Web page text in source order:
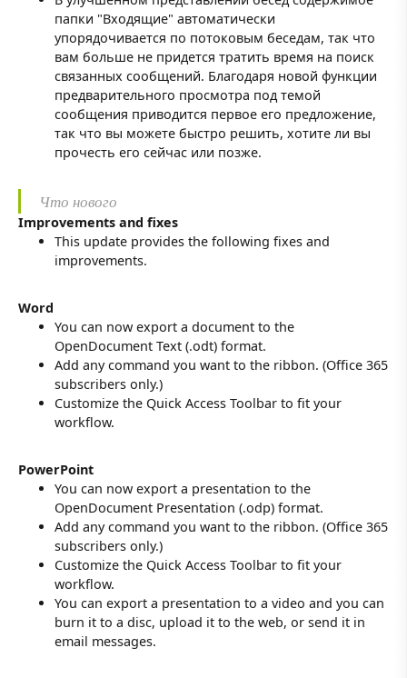
папки "Входящие" автоматически
упорядочивается по потоковым беседам, так что
вам больше не придется тратить время на поиск
связанных сообщений. Благодаря новой функции
предварительного просмотра под темой
сообщения приводится первое его предложение,
так что вы можете быстро решить, хотите ли вы
прочесть его сейчас или позже.
Что нового
Improvements and fixes
This update provides the following fixes and
improvements.
Word
You can now export a document to the
OpenDocument Text (.odt) format.
Add any command you want to the ribbon. (Office 365
subscribers only.)
Customize the Quick Access Toolbar to fit your
workflow.
PowerPoint
You can now export a presentation to the
OpenDocument Presentation (.odp) format.
Add any command you want to the ribbon. (Office 365
subscribers only.)
Customize the Quick Access Toolbar to fit your
workflow.
You can export a presentation to a video and you can
burn it to a disc, upload it to the web, or send it in
email messages.